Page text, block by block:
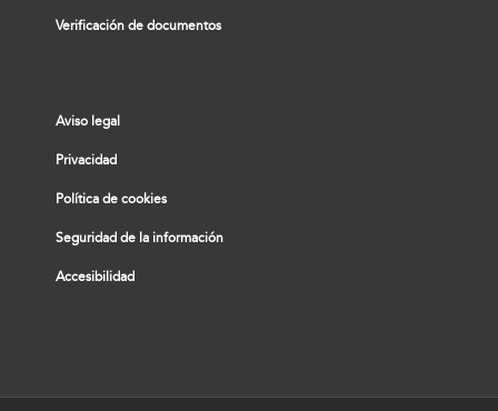
Verificación de documentos
Aviso legal
Privacidad
Política de cookies
Seguridad de la información
Accesibilidad